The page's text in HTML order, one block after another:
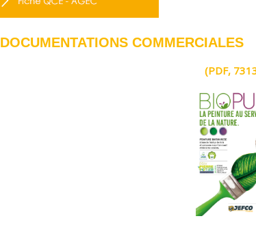
DOCUMENTATIONS COMMERCIALES
(PDF,